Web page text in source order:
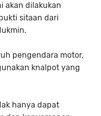
akan dilakukan
sitaan dari
pengendara motor,
knalpot yang
hanya dapat